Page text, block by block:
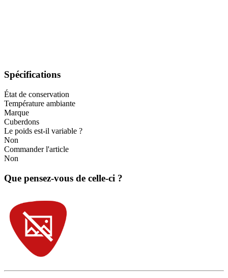
Spécifications
État de conservation
Température ambiante
Marque
Cuberdons
Le poids est-il variable ?
Non
Commander l'article
Non
Que pensez-vous de celle-ci ?